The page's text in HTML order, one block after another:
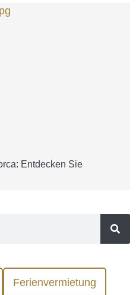
Entdecken Sie
Ferienvermietung